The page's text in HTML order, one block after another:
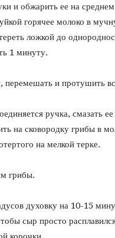
и обжарить ее на среднем
горячее молоко в
ложкой до
1 минуту.
и протушить
ручка, смазать
на сковородку грибы в
на мелкой терке.
грибы.
духовку на 10-15
сыр просто